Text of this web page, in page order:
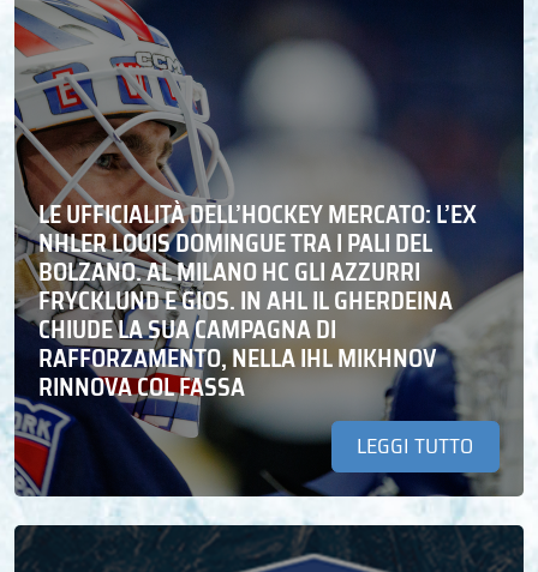
LE UFFICIALITÀ DELL’HOCKEY MERCATO: L’EX
NHLER LOUIS DOMINGUE TRA I PALI DEL
BOLZANO. AL MILANO HC GLI AZZURRI
FRYCKLUND E GIOS. IN AHL IL GHERDEINA
CHIUDE LA SUA CAMPAGNA DI
RAFFORZAMENTO, NELLA IHL MIKHNOV
RINNOVA COL FASSA
LEGGI TUTTO